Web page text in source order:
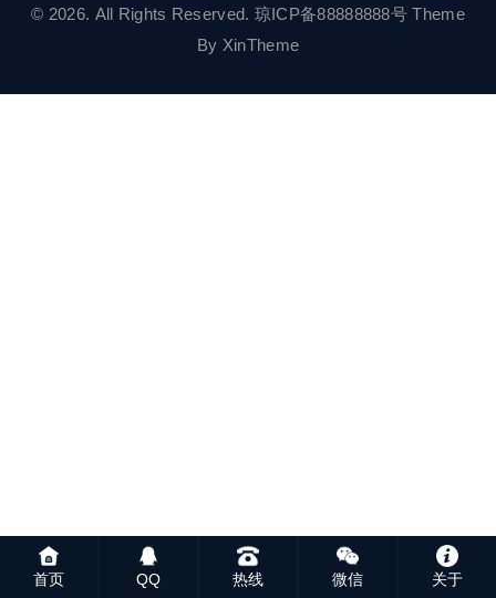
© 2026. All Rights Reserved. 琼ICP备88888888号 Theme
By XinTheme
首页 QQ 热线 微信 关于